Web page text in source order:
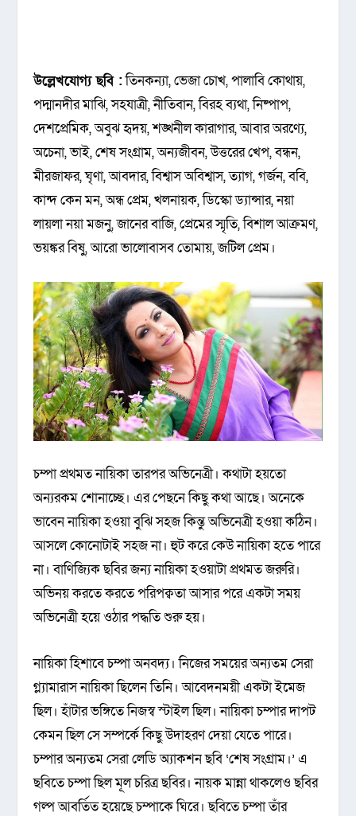
উল্লেখযোগ্য ছবি :তিনকন্যা, ভেজা চোখ, পালাবি কোথায়,
পদ্মানদীর মাঝি, সহযাত্রী, নীতিবান, বিরহ ব্যথা, নিষ্পাপ,
দেশপ্রেমিক, অবুঝ হৃদয়, শঙ্খনীল কারাগার, আবার অরণ্যে,
অচেনা, ভাই, শেষ সংগ্রাম, অন্যজীবন, উত্তরের খেপ, বন্ধন,
মীরজাফর, ঘৃণা, আবদার, বিশ্বাস অবিশ্বাস, ত্যাগ, গর্জন, ববি,
কান্দ কেন মন, অন্ধ প্রেম, খলনায়ক, ডিস্কো ড্যান্সার, নয়া
লায়লা নয়া মজনু, জানের বাজি, প্রেমের স্মৃতি, বিশাল আক্রমণ,
ভয়ঙ্কর বিষু, আরো ভালোবাসব তোমায়, জটিল প্রেম।
চম্পা প্রথমত নায়িকা তারপর অভিনেত্রী। কথাটা হয়তো
অন্যরকম শোনাচ্ছে। এর পেছনে কিছু কথা আছে। অনেকে
ভাবেন নায়িকা হওয়া বুঝি সহজ কিন্তু অভিনেত্রী হওয়া কঠিন।
আসলে কোনোটাই সহজ না। হুট করে কেউ নায়িকা হতে পারে
না। বাণিজ্যিক ছবির জন্য নায়িকা হওয়াটা প্রথমত জরুরি।
অভিনয় করতে করতে পরিপক্বতা আসার পরে একটা সময়
অভিনেত্রী হয়ে ওঠার পদ্ধতি শুরু হয়।
নায়িকা হিশাবে চম্পা অনবদ্য। নিজের সময়ের অন্যতম সেরা
গ্ল্যামারাস নায়িকা ছিলেন তিনি। আবেদনময়ী একটা ইমেজ
ছিল। হাঁটার ভঙ্গিতে নিজস্ব স্টাইল ছিল। নায়িকা চম্পার দাপট
কেমন ছিল সে সম্পর্কে কিছু উদাহরণ দেয়া যেতে পারে।
চম্পার অন্যতম সেরা লেডি অ্যাকশন ছবি ‘শেষ সংগ্রাম।’ এ
ছবিতে চম্পা ছিল মূল চরিত্র ছবির। নায়ক মান্না থাকলেও ছবির
গল্প আবর্তিত হয়েছে চম্পাকে ঘিরে। ছবিতে চম্পা তাঁর